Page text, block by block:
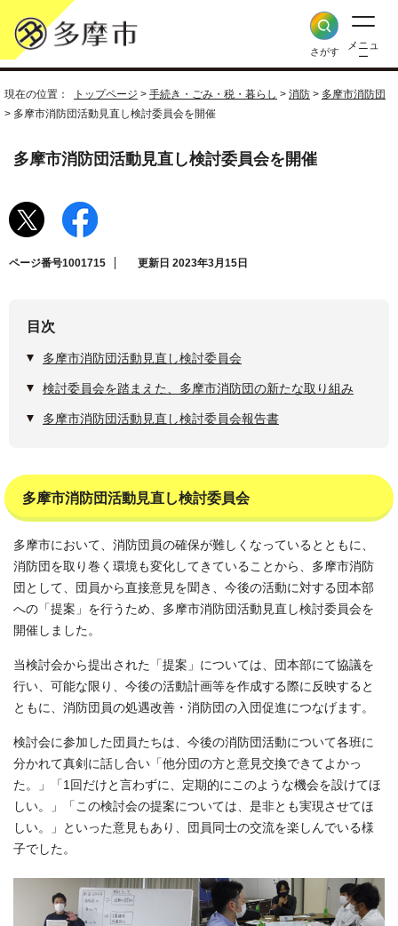
さがす
メニュ
ー
現在の位置： トップページ > 手続き・ごみ・税・暮らし > 消防 > 多摩市消防団
> 多摩市消防団活動見直し検討委員会を開催
多摩市消防団活動見直し検討委員会を開催
ページ番号1001715 更新日 2023年3月15日
目次
多摩市消防団活動見直し検討委員会
検討委員会を踏まえた、多摩市消防団の新たな取り組み
多摩市消防団活動見直し検討委員会報告書
多摩市消防団活動見直し検討委員会
多摩市において、消防団員の確保が難しくなっているとともに、
消防団を取り巻く環境も変化してきていることから、多摩市消防
団として、団員から直接意見を聞き、今後の活動に対する団本部
への「提案」を行うため、多摩市消防団活動見直し検討委員会を
開催しました。
当検討会から提出された「提案」については、団本部にて協議を
行い、可能な限り、今後の活動計画等を作成する際に反映すると
ともに、消防団員の処遇改善・消防団の入団促進につなげます。
検討会に参加した団員たちは、今後の消防団活動について各班に
分かれて真剣に話し合い「他分団の方と意見交換できてよかっ
た。」「1回だけと言わずに、定期的にこのような機会を設けてほ
しい。」「この検討会の提案については、是非とも実現させてほ
しい。」といった意見もあり、団員同士の交流を楽しんでいる様
子でした。